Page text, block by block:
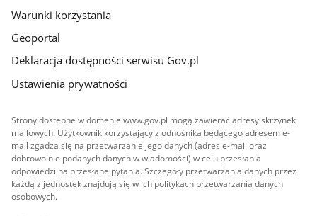
Warunki korzystania
Geoportal
Deklaracja dostępności serwisu Gov.pl
Ustawienia prywatności
Strony dostępne w domenie www.gov.pl mogą zawierać adresy skrzynek
mailowych. Użytkownik korzystający z odnośnika będącego adresem e-
mail zgadza się na przetwarzanie jego danych (adres e-mail oraz
dobrowolnie podanych danych w wiadomości) w celu przesłania
odpowiedzi na przesłane pytania. Szczegóły przetwarzania danych przez
każdą z jednostek znajdują się w ich politykach przetwarzania danych
osobowych.